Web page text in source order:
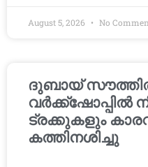
August 5, 2026 No
ദുബായ്
വർക്ക്‌ഷോപ്പിൽ
ട്രക്കുകളും
കത്തിനശിച്ചു